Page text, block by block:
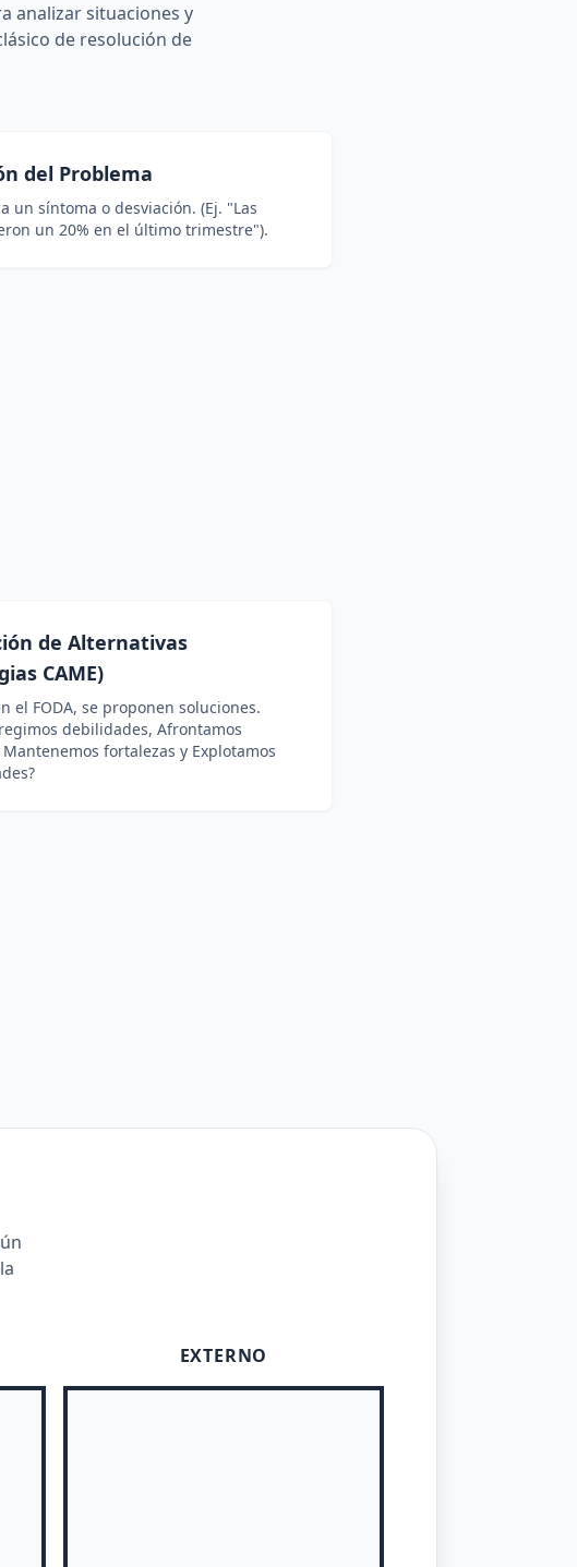
analizar situaciones y
de resolución de
del Problema
un síntoma o desviación. (Ej. "Las
un 20% en el último trimestre").
de Alternativas
CAME)
el FODA, se proponen soluciones.
debilidades, Afrontamos
fortalezas y Explotamos
EXTERNO